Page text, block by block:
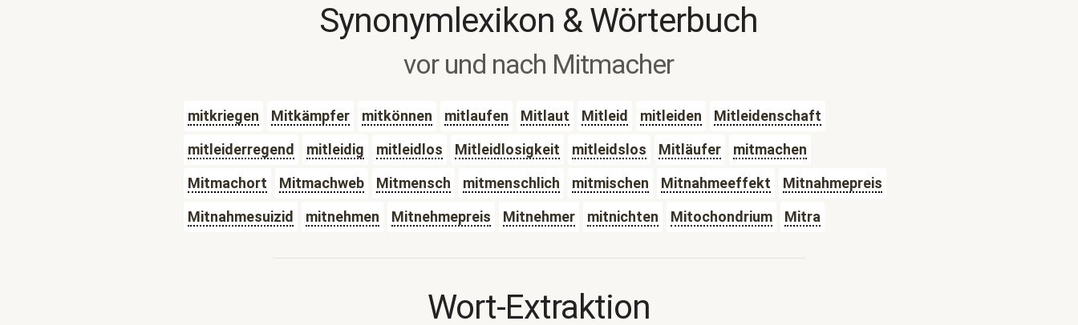
Synonymlexikon & Wörterbuch
vor und nach Mitmacher
mitkriegen Mitkämpfer mitkönnen mitlaufen Mitlaut Mitleid mitleiden
Mitleidenschaft
mitleiderregend
mitleidig mitleidlos Mitleidlosigkeit mitleidslos Mitläufer
mitmachen
Mitmachort
Mitmachweb Mitmensch mitmenschlich mitmischen Mitnahmeeffekt
Mitnahmepreis
Mitnahmesuizid
mitnehmen Mitnehmepreis Mitnehmer mitnichten Mitochondrium Mitra
Wort-Extraktion